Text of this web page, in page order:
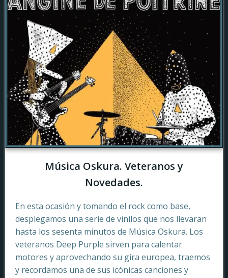
Música Oskura. Veteranos y
Novedades.
En esta ocasión y tomando el rock como base,
desplegamos una serie de vinilos que nos llevaran
hasta los sesenta minutos de Música Oskura. Los
veteranos Deep Purple sirven para calentar
motores y aprovechando su gira europea, traemos
y recordamos una de sus icónicas canciones y